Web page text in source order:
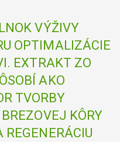
VÝŽIVY
OPTIMALIZÁCIE
EXTRAKT ZO
AKO
TVORBY
KÔRY